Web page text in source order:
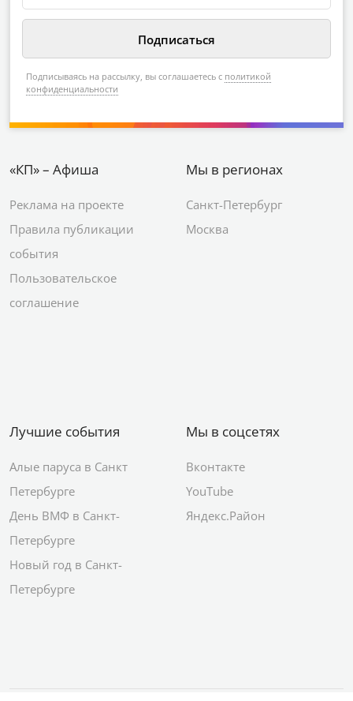
Подписываясь на рассылку, вы соглашаетесь с политикой
конфиденциальности
«КП» – Афиша
Реклама на проекте
Правила публикации
события
Пользовательское
соглашение
Мы в регионах
Санкт-Петербург
Москва
Лучшие события
Алые паруса в Санкт
Петербурге
День ВМФ в Санкт-
Петербурге
Новый год в Санкт-
Петербурге
Мы в соцсетях
Вконтакте
YouTube
Яндекс.Район